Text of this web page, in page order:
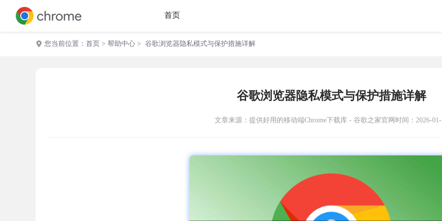
首页
您当前位置： 首页 > 帮助中心 > 谷歌浏览器隐私模式与保护措施详解
谷歌浏览器隐私模式与保护措施详解
文章来源： 提供好用的移动端Chrome下载库 - 谷歌之家官网 时间：2026-